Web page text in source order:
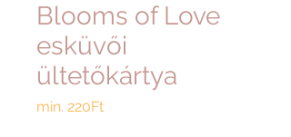
Blooms of Love
esküvői
ültetőkártya
min. 220FtAkciós